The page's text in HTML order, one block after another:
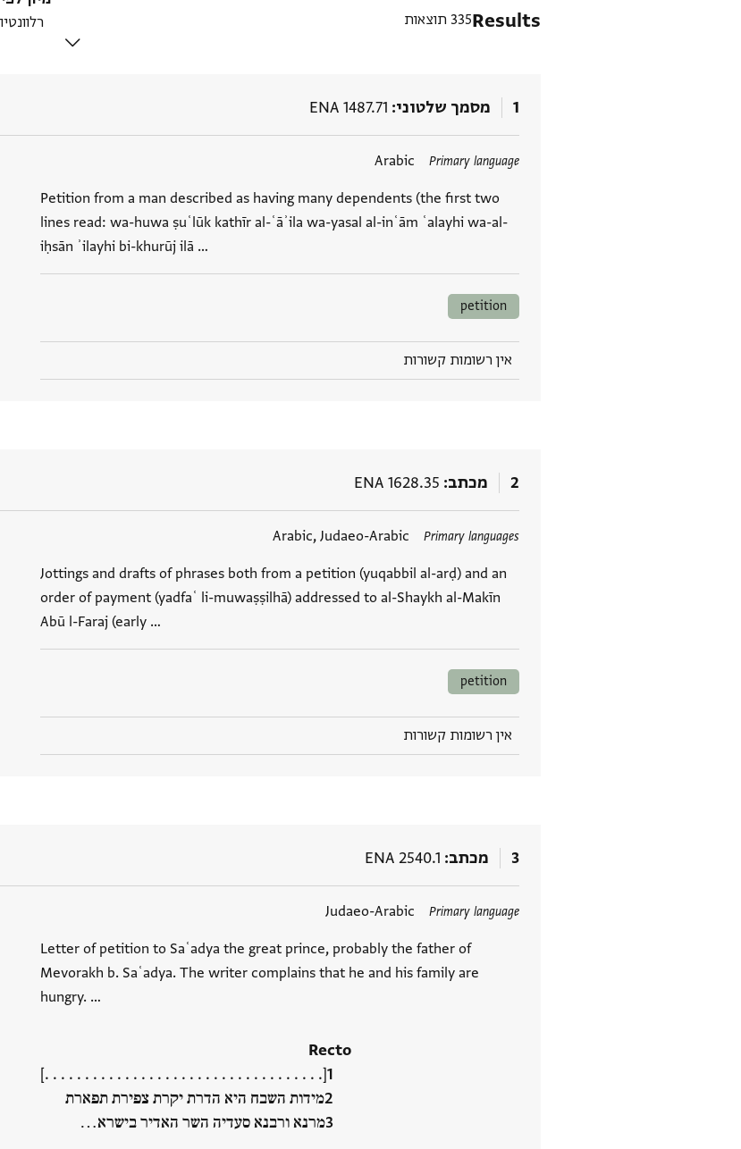
Results335 תוצאות
1 מסמך שלטוני ENA 1487.71
Primary language
Arabic
Petition from a man described as having many dependents (the first two
lines read: wa-huwa ṣuʿlūk kathīr al-ʿāʾila wa-yasal al-inʿām ʿalayhi wa-al-
iḥsān ʾilayhi bi-khurūj ilā …
תגים
petition
אין רשומות קשורות
2 מכתב ENA 1628.35
Primary languages
Arabic, Judaeo-Arabic
Jottings and drafts of phrases both from a petition (yuqabbil al-arḍ) and an
order of payment (yadfaʿ li-muwaṣṣilhā) addressed to al-Shaykh al-Makīn
Abū l-Faraj (early …
תגים
petition
אין רשומות קשורות
3 מכתב ENA 2540.1
Primary language
Judaeo-Arabic
Letter of petition to Saʿadya the great prince, probably the father of
Mevorakh b. Saʿadya. The writer complains that he and his family are
hungry. …
Recto
[. . . . . . . . . . . . . . . . . . . . . . . . . . . . . . . . . . .]
מידות השבח היא הדרת יקרת צפירת תפארת
מרנא ורבנא סעדיה השר האדיר בישרא‮…
תגים